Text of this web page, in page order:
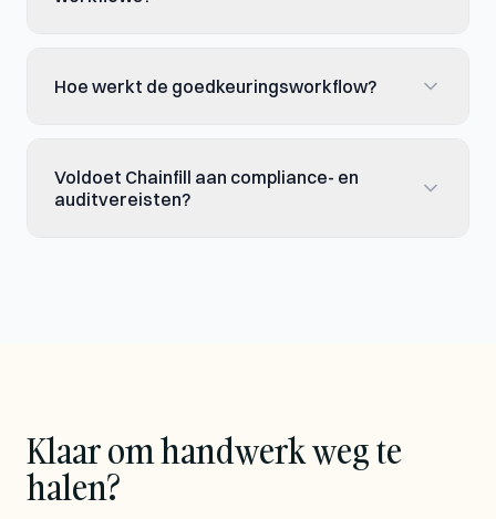
Hoe werkt de goedkeuringsworkflow?
Voldoet Chainfill aan compliance- en
auditvereisten?
Klaar om handwerk weg te
halen?